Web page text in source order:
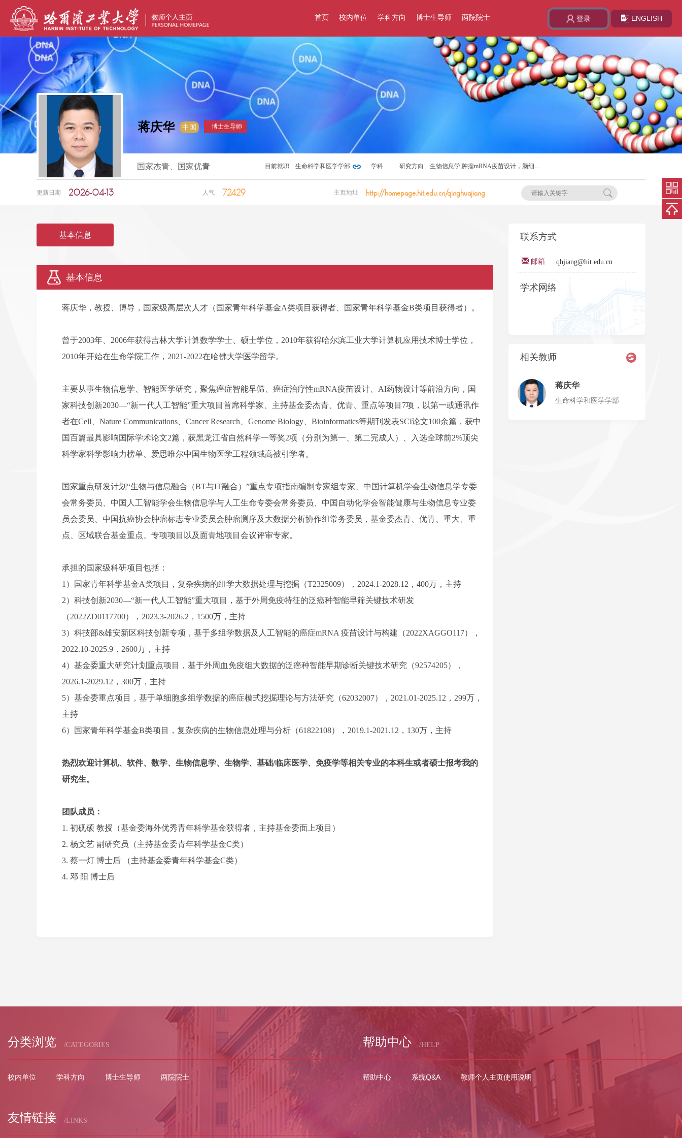
首页 校内单位 学科方向 博士生导师 两院院士 登录 ENGLISH
蒋庆华 中国 博士生导师
国家杰青、国家优青 目前就职 生命科学和医学学部 学科 研究方向
生物信息学,肿瘤mRNA疫苗设计，脑细胞
更新日期 2026-04-13 人气 72429 主页地址 http://homepage.hit.edu.cn/qinghuajiang
基本信息
基本信息
蒋庆华，教授、博导，国家级高层次人才（国家青年科学基金A类项目获得者、国家青年科学基金B类项目获得者）。
曾于2003年、2006年获得吉林大学计算数学学士、硕士学位，2010年获得哈尔滨工业大学计算机应用技术博士学位，
2010年开始在生命学院工作，2021-2022在哈佛大学医学留学。
主要从事生物信息学、智能医学研究，聚焦癌症智能早筛、癌症治疗性mRNA疫苗设计、AI药物设计等前沿方向，国
家科技创新2030—“新一代人工智能”重大项目首席科学家、主持基金委杰青、优青、重点等项目7项，以第一或通讯作
者在Cell、Nature Communications、Cancer Research、Genome Biology、Bioinformatics等期刊发表SCI论文100余篇，获中
国百篇最具影响国际学术论文2篇，获黑龙江省自然科学一等奖2项（分别为第一、第二完成人）、入选全球前2%顶尖
科学家科学影响力榜单、爱思唯尔中国生物医学工程领域高被引学者。
国家重点研发计划“生物与信息融合（BT与IT融合）”重点专项指南编制专家组专家、中国计算机学会生物信息学专委
会常务委员、中国人工智能学会生物信息学与人工生命专委会常务委员、中国自动化学会智能健康与生物信息专业委
员会委员、中国抗癌协会肿瘤标志专业委员会肿瘤测序及大数据分析协作组常务委员，基金委杰青、优青、重大、重
点、区域联合基金重点、专项项目以及面青地项目会议评审专家。
承担的国家级科研项目包括：
1）国家青年科学基金A类项目，复杂疾病的组学大数据处理与挖掘（T2325009），2024.1-2028.12，400万，主持
2）科技创新2030—“新一代人工智能”重大项目，基于外周免疫特征的泛癌种智能早筛关键技术研发
（2022ZD0117700），2023.3-2026.2，1500万，主持
3）科技部&雄安新区科技创新专项，基于多组学数据及人工智能的癌症mRNA 疫苗设计与构建（2022XAGGO117），
2022.10-2025.9，2600万，主持
4）基金委重大研究计划重点项目，基于外周血免疫组大数据的泛癌种智能早期诊断关键技术研究（92574205），
2026.1-2029.12，300万，主持
5）基金委重点项目，基于单细胞多组学数据的癌症模式挖掘理论与方法研究（62032007），2021.01-2025.12，299万，
主持
6）国家青年科学基金B类项目，复杂疾病的生物信息处理与分析（61822108），2019.1-2021.12，130万，主持
热烈欢迎计算机、软件、数学、生物信息学、生物学、基础/临床医学、免疫学等相关专业的本科生或者硕士报考我的
研究生。
团队成员：
1. 初砚硕 教授（基金委海外优秀青年科学基金获得者，主持基金委面上项目）
2. 杨文艺 副研究员（主持基金委青年科学基金C类）
3. 蔡一灯 博士后 （主持基金委青年科学基金C类）
4. 邓 阳 博士后
联系方式
邮箱 qhjiang@hit.edu.cn
学术网络
相关教师
蒋庆华
生命科学和医学学部
分类浏览 /CATEGORIES
校内单位 学科方向 博士生导师 两院院士
帮助中心 /HELP
帮助中心 系统Q&A 教师个人主页使用说明
友情链接 /LINKS